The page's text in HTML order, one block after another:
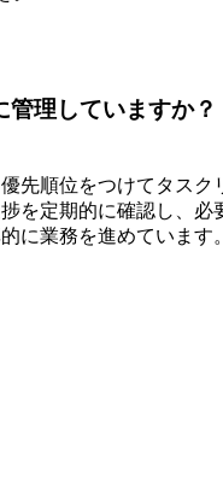
理していますか？
先順位をつけてタスク
を定期的に確認し、必
に業務を進めています